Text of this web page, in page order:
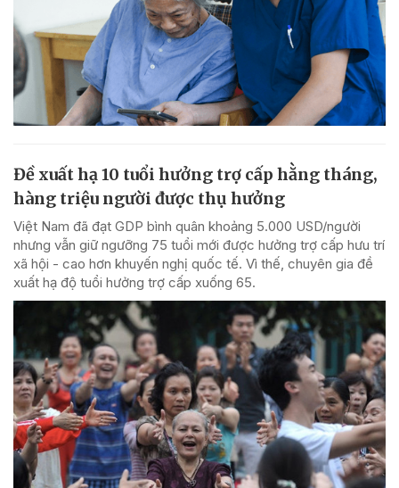
Đề xuất hạ 10 tuổi hưởng trợ cấp hằng tháng,
hàng triệu người được thụ hưởng
Việt Nam đã đạt GDP bình quân khoảng 5.000 USD/người
nhưng vẫn giữ ngưỡng 75 tuổi mới được hưởng trợ cấp hưu trí
xã hội - cao hơn khuyến nghị quốc tế. Vì thế, chuyên gia đề
xuất hạ độ tuổi hưởng trợ cấp xuống 65.